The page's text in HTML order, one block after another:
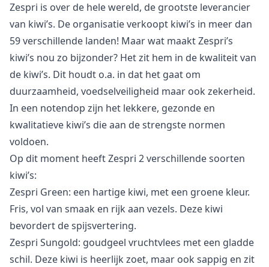
Zespri is over de hele wereld, de grootste leverancier
van kiwi’s. De organisatie verkoopt kiwi’s in meer dan
59 verschillende landen! Maar wat maakt Zespri’s
kiwi’s nou zo bijzonder? Het zit hem in de kwaliteit van
de kiwi’s. Dit houdt o.a. in dat het gaat om
duurzaamheid, voedselveiligheid maar ook zekerheid.
In een notendop zijn het lekkere, gezonde en
kwalitatieve kiwi’s die aan de strengste normen
voldoen.
Op dit moment heeft Zespri 2 verschillende soorten
kiwi’s:
Zespri Green: een hartige kiwi, met een groene kleur.
Fris, vol van smaak en rijk aan vezels. Deze kiwi
bevordert de spijsvertering.
Zespri Sungold: goudgeel vruchtvlees met een gladde
schil. Deze kiwi is heerlijk zoet, maar ook sappig en zit